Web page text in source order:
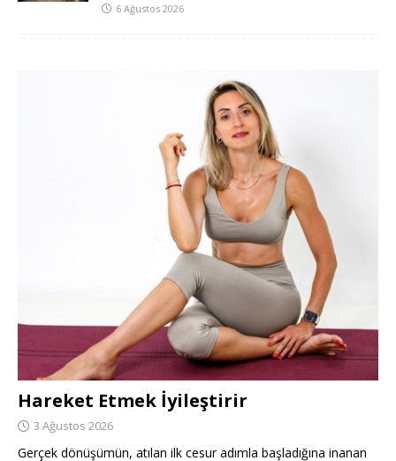
6 Ağustos 2026
Hareket Etmek İyileştirir
3 Ağustos 2026
Gerçek dönüşümün, atılan ilk cesur adımla başladığına inanan